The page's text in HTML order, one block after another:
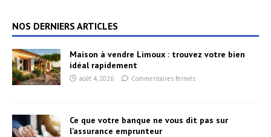
NOS DERNIERS ARTICLES
Maison à vendre Limoux : trouvez votre bien
idéal rapidement
août 4, 2026 Commentaires fermés
Ce que votre banque ne vous dit pas sur
l’assurance emprunteur